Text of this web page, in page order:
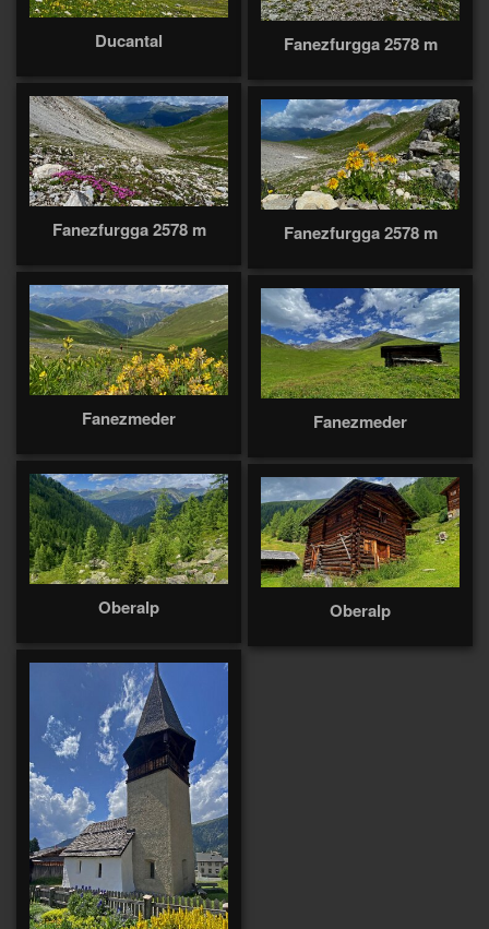
Ducantal Fanezfurgga 2578 m
Fanezfurgga 2578 m Fanezfurgga 2578 m
Fanezmeder Fanezmeder
Oberalp Oberalp